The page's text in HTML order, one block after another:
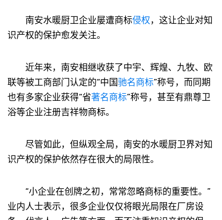
南安水暖厨卫企业屡遭商标侵权，这让企业对知
识产权的保护愈发关注。
近年来，南安相继收获了中宇、辉煌、九牧、欧
联等被工商部门认定的“中国驰名商标”称号，而同期
也有多家企业获得“省著名商标”称号，甚至有鼎尊卫
浴等企业注册吉祥物商标。
尽管如此，但纵观全局，南安的水暖厨卫界对知
识产权的保护依然存在很大的局限性。
“小企业在创牌之初，常常忽略商标的重要性。”
业内人士表示，很多企业仅仅将眼光局限在厂房设